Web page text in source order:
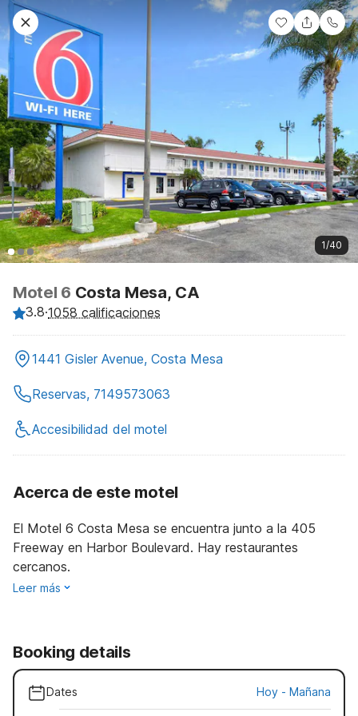
1/40
Motel 6 Costa Mesa, CA
3.8·1058 calificaciones
1441 Gisler Avenue, Costa Mesa
Reservas, 7149573063
Accesibilidad del motel
Acerca de este motel
El Motel 6 Costa Mesa se encuentra junto a la 405
Freeway en Harbor Boulevard. Hay restaurantes
cercanos.
Leer más
Booking details
Dates Hoy - Mañana